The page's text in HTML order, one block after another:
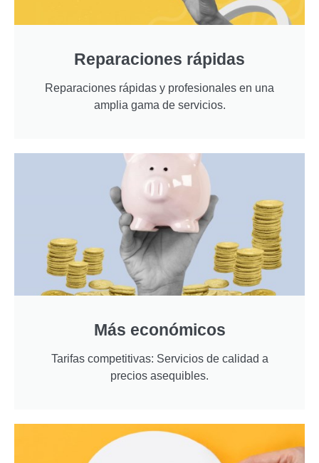
Reparaciones rápidas
Reparaciones rápidas y profesionales en una
amplia gama de servicios.
Más económicos
Tarifas competitivas: Servicios de calidad a
precios asequibles.